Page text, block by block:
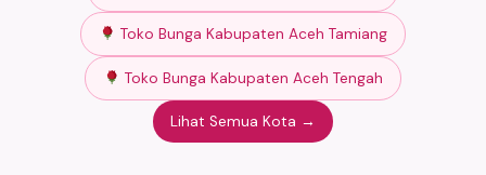
Toko Bunga Kabupaten Aceh Tamiang
Toko Bunga Kabupaten Aceh Tengah
Lihat Semua Kota →